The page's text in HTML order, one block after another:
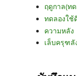
ฤดูกาล(ท
ทดลองใช้
ความหลัง
เล็บครุฑลั